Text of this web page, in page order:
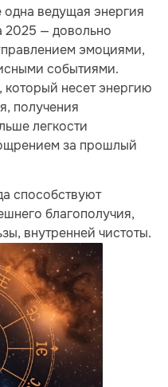
ведущая энергия
2025 — довольно
эмоциями,
событиями.
который несет энергию
получения
легкости
за прошлый
способствуют
благополучия,
внутренней чистоты.